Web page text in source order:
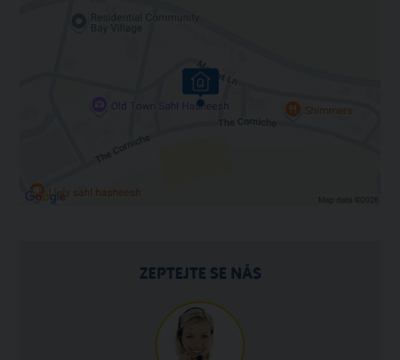
ZEPTEJTE SE NÁS